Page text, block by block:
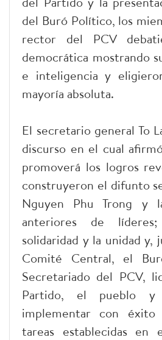
del Buró Político, los
rector del PCV
democrática mostrando
e inteligencia y
mayoría absoluta.
El secretario general To
discurso en el cual
promoverá los logros
construyeron el difunto
Nguyen Phu Trong y
anteriores de
solidaridad y la unidad
Comité Central, el
Secretariado del PCV,
Partido, el pueblo
implementar con
tareas establecidas en